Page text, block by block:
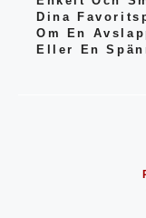
Dina
Om En
Eller En